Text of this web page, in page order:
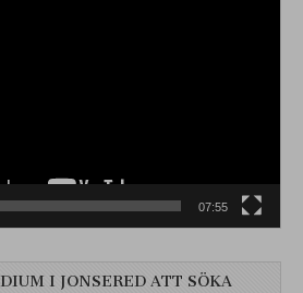
07:55
I JONSERED ATT SÖKA